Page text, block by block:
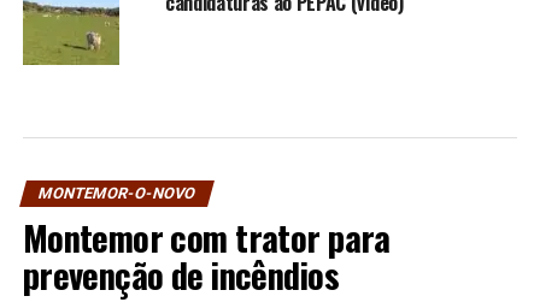
MONTEMOR-O-NOVO
Montemor com trator para
prevenção de incêndios